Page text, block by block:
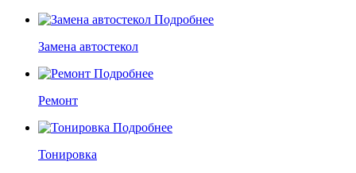
Подробнее
Замена автостекол
Подробнее
Ремонт
Подробнее
Тонировка